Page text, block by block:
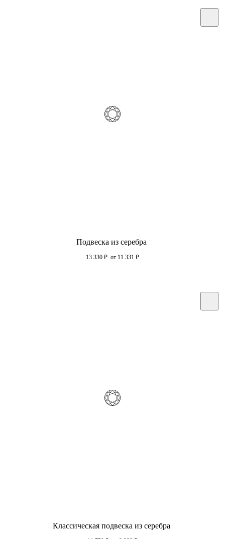
Подвеска из серебра
13 330 ₽ от 11 331 ₽
Классическая подвеска из серебра